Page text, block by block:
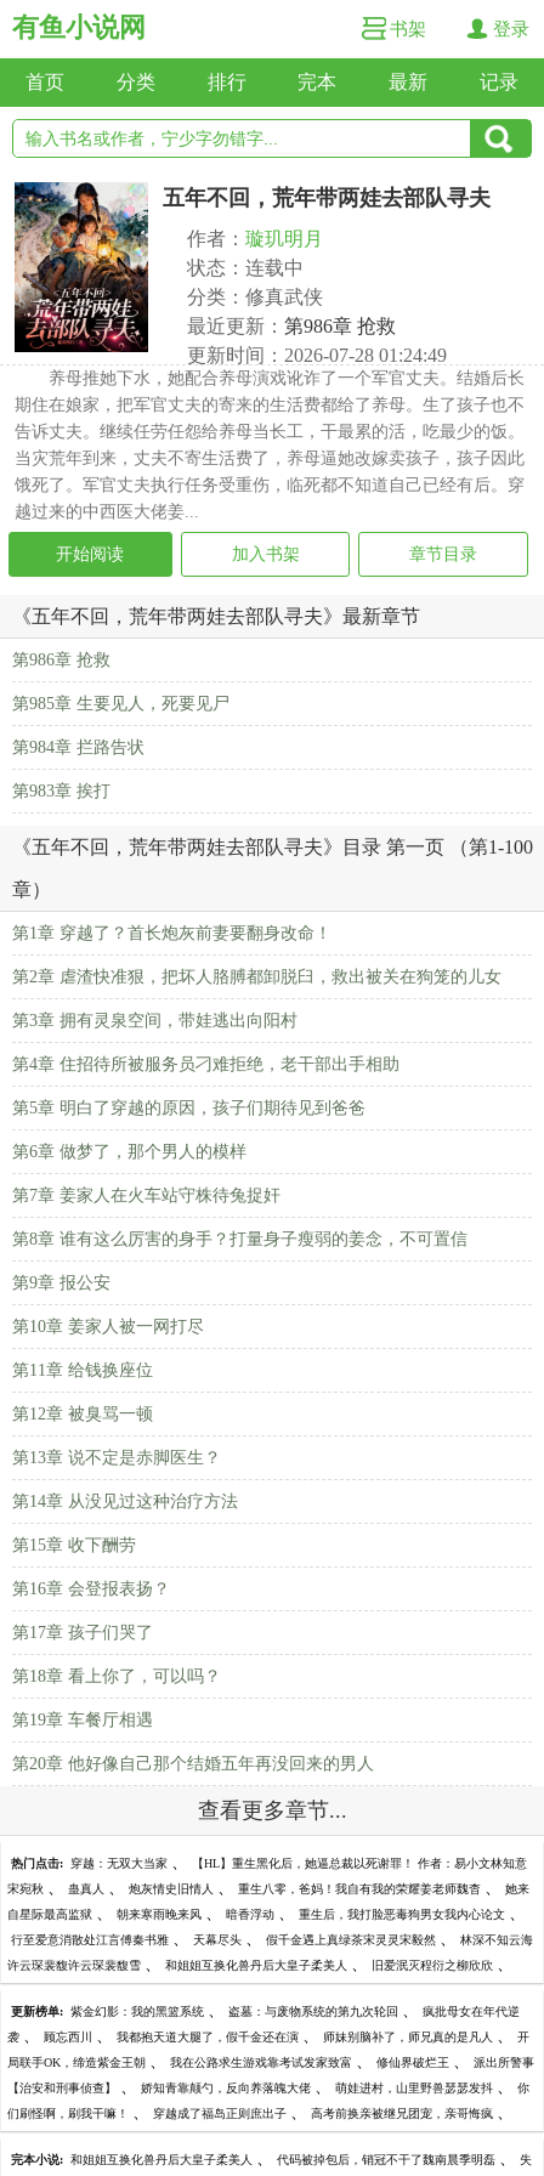
有鱼小说网 书架 登录
首页 分类 排行 完本 最新 记录
五年不回，荒年带两娃去部队寻夫
作者： 璇玑明月
状态：连载中
分类：修真武侠
最近更新： 第986章 抢救
更新时间：2026-07-28 01:24:49
养母推她下水，她配合养母演戏讹诈了一个军官丈夫。结婚后长
期住在娘家，把军官丈夫的寄来的生活费都给了养母。生了孩子也不
告诉丈夫。继续任劳任怨给养母当长工，干最累的活，吃最少的饭。
当灾荒年到来，丈夫不寄生活费了，养母逼她改嫁卖孩子，孩子因此
饿死了。军官丈夫执行任务受重伤，临死都不知道自己已经有后。穿
越过来的中西医大佬姜...
开始阅读 加入书架 章节目录
《五年不回，荒年带两娃去部队寻夫》最新章节
第986章 抢救
第985章 生要见人，死要见尸
第984章 拦路告状
第983章 挨打
《五年不回，荒年带两娃去部队寻夫》目录 第一页 （第1-100
章）
第1章 穿越了？首长炮灰前妻要翻身改命！
第2章 虐渣快准狠，把坏人胳膊都卸脱臼，救出被关在狗笼的儿女
第3章 拥有灵泉空间，带娃逃出向阳村
第4章 住招待所被服务员刁难拒绝，老干部出手相助
第5章 明白了穿越的原因，孩子们期待见到爸爸
第6章 做梦了，那个男人的模样
第7章 姜家人在火车站守株待兔捉奸
第8章 谁有这么厉害的身手？打量身子瘦弱的姜念，不可置信
第9章 报公安
第10章 姜家人被一网打尽
第11章 给钱换座位
第12章 被臭骂一顿
第13章 说不定是赤脚医生？
第14章 从没见过这种治疗方法
第15章 收下酬劳
第16章 会登报表扬？
第17章 孩子们哭了
第18章 看上你了，可以吗？
第19章 车餐厅相遇
第20章 他好像自己那个结婚五年再没回来的男人
查看更多章节...
热门点击: 穿越：无双大当家 、 【HL】重生黑化后，她逼总裁以死谢罪！ 作者：易小文林知意
宋宛秋 、 蛊真人 、 炮灰情史旧情人 、 重生八零，爸妈！我自有我的荣耀姜老师魏杳 、 她来
自星际最高监狱 、 朝来寒雨晚来风 、 暗香浮动 、 重生后，我打脸恶毒狗男女我内心论文 、
行至爱意消散处江言傅秦书雅 、 天幕尽头 、 假千金遇上真绿茶宋灵灵宋毅然 、 林深不知云海
许云琛裴馥许云琛裴馥雪 、 和姐姐互换化兽丹后大皇子柔美人 、 旧爱泯灭程衍之柳欣欣 、
更新榜单: 紫金幻影：我的黑篮系统 、 盗墓：与废物系统的第九次轮回 、 疯批母女在年代逆
袭 、 顾忘西川 、 我都抱天道大腿了，假千金还在演 、 师妹别脑补了，师兄真的是凡人 、 开
局联手OK，缔造紫金王朝 、 我在公路求生游戏靠考试发家致富 、 修仙界破烂王 、 派出所警事
【治安和刑事侦查】 、 娇知青靠颠勺，反向养落魄大佬 、 萌娃进村，山里野兽瑟瑟发抖 、 你
们刷怪啊，刷我干嘛！ 、 穿越成了福岛正则庶出子 、 高考前换亲被继兄团宠，亲哥悔疯 、
完本小说: 和姐姐互换化兽丹后大皇子柔美人 、 代码被掉包后，销冠不干了魏南晨季明磊 、 失